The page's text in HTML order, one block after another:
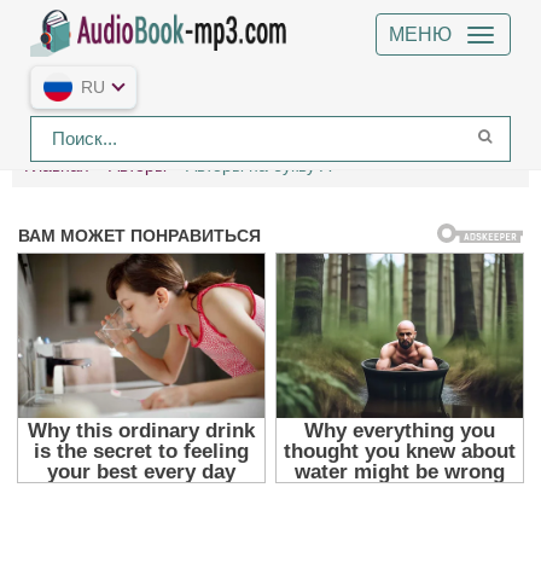
МЕНЮ
RU
Главная Авторы Авторы на букву А